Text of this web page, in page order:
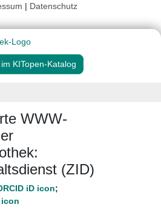
| Datenschutz
KITopen-Katalog
WWW-
(ZID)
;